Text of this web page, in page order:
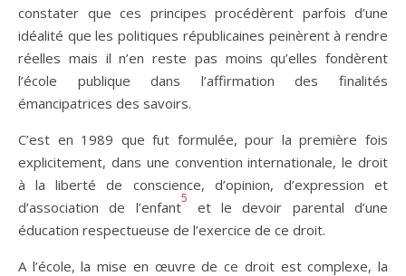
constater que ces principes procédèrent parfois d’une
idéalité que les politiques républicaines peinèrent à rendre
réelles mais il n’en reste pas moins qu’elles fondèrent
l’école publique dans l’affirmation des finalités
émancipatrices des savoirs.
C’est en 1989 que fut formulée, pour la première fois
explicitement, dans une convention internationale, le droit
à la liberté de conscience, d’opinion, d’expression et
d’association de l’enfant
5
et le devoir parental d’une
éducation respectueuse de l’exercice de ce droit.
A l’école, la mise en œuvre de ce droit est complexe, la